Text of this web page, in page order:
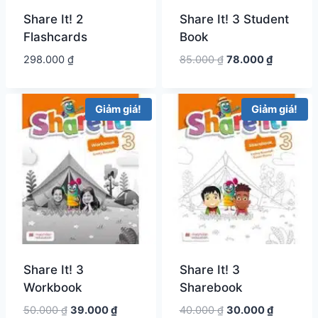
Share It! 2
Flashcards
298.000 ₫
Share It! 3 Student
Book
85.000₫ Giá
là:
85.000 ₫.
78.000₫Giá
tại
là:
78.000 ₫.
Giảm giá!
Share It! 3
Workbook
50.000₫ Giá
39.000₫Giá
Giảm giá!
Share It! 3
Sharebook
40.000₫ Giá
30.000₫Giá